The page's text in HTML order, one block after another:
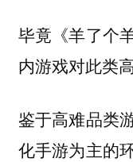
毕竟《羊了个
内游戏对此类
鉴于高难品类
化手游为主的